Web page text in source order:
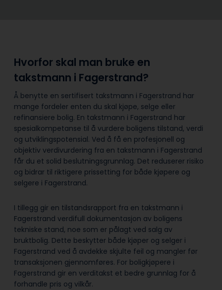
Hvorfor skal man bruke en
takstmann i Fagerstrand?
Å benytte en sertifisert takstmann i Fagerstrand har
mange fordeler enten du skal kjøpe, selge eller
refinansiere bolig. En takstmann i Fagerstrand har
spesialkompetanse til å vurdere boligens tilstand, verdi
og utviklingspotensial. Ved å få en profesjonell og
objektiv verdivurdering fra en takstmann i Fagerstrand
får du et solid beslutningsgrunnlag. Det reduserer risiko
og bidrar til riktigere prissetting for både kjøpere og
selgere i Fagerstrand.
I tillegg gir en tilstandsrapport fra en takstmann i
Fagerstrand verdifull dokumentasjon av boligens
tekniske stand, noe som er pålagt ved salg av
bruktbolig. Dette beskytter både kjøper og selger i
Fagerstrand ved å avdekke skjulte feil og mangler før
transaksjonen gjennomføres. For boligkjøpere i
Fagerstrand gir en verditakst et bedre grunnlag for å
forhandle pris og vilkår.